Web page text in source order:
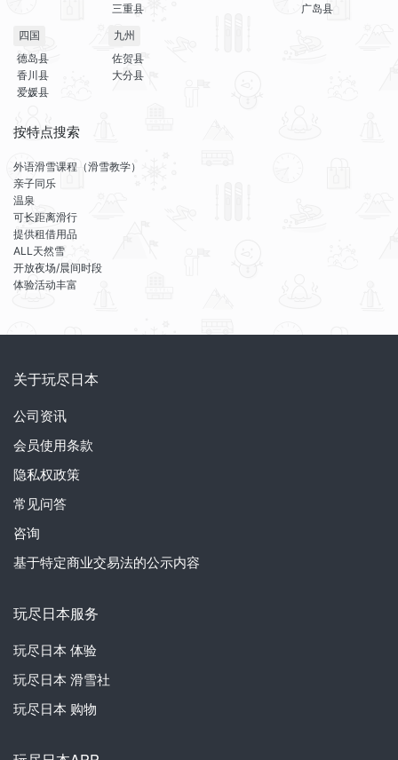
三重县
广岛县
四国
德岛县
香川县
爱媛县
九州
佐贺县
大分县
按特点搜索
外语滑雪课程（滑雪教学）
亲子同乐
温泉
可长距离滑行
提供租借用品
ALL天然雪
开放夜场/晨间时段
体验活动丰富
关于玩尽日本
公司资讯
会员使用条款
隐私权政策
常见问答
咨询
基于特定商业交易法的公示内容
玩尽日本服务
玩尽日本 体验
玩尽日本 滑雪社
玩尽日本 购物